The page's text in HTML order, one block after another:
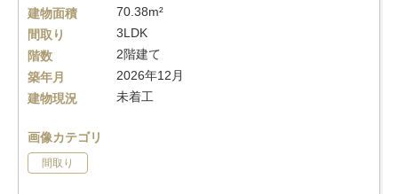
建物面積
70.38m²
間取り
3LDK
階数
2階建て
築年月
2026年12月
建物現況
未着工
画像カテゴリ
間取り